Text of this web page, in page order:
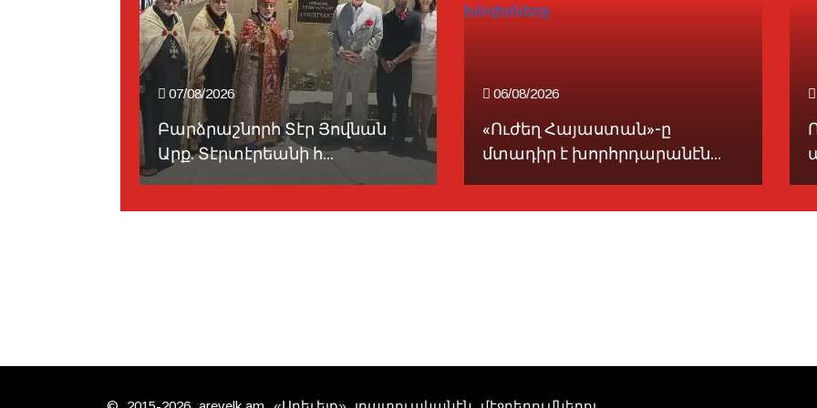
07/08/2026
Բարձրաշնորհ Տէր Յովնան
Արք. Տէրտէրեանի հ...
06/08/2026
«Ուժեղ Հայաստան»-ը
մտադիր է խորհրդարանէն...